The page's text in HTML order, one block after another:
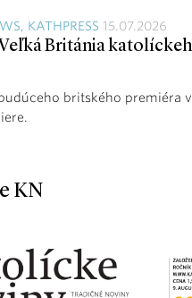
KATHPRESS 15.07.2026
Británia
britského premiéra
KN